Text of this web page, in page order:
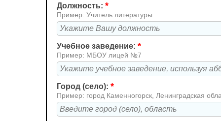
Должность: *
Пример: Учитель литературы
Учебное заведение: *
Пример: МБОУ лицей №7
Город (село): *
Пример: город Каменногорск, Ленинградская